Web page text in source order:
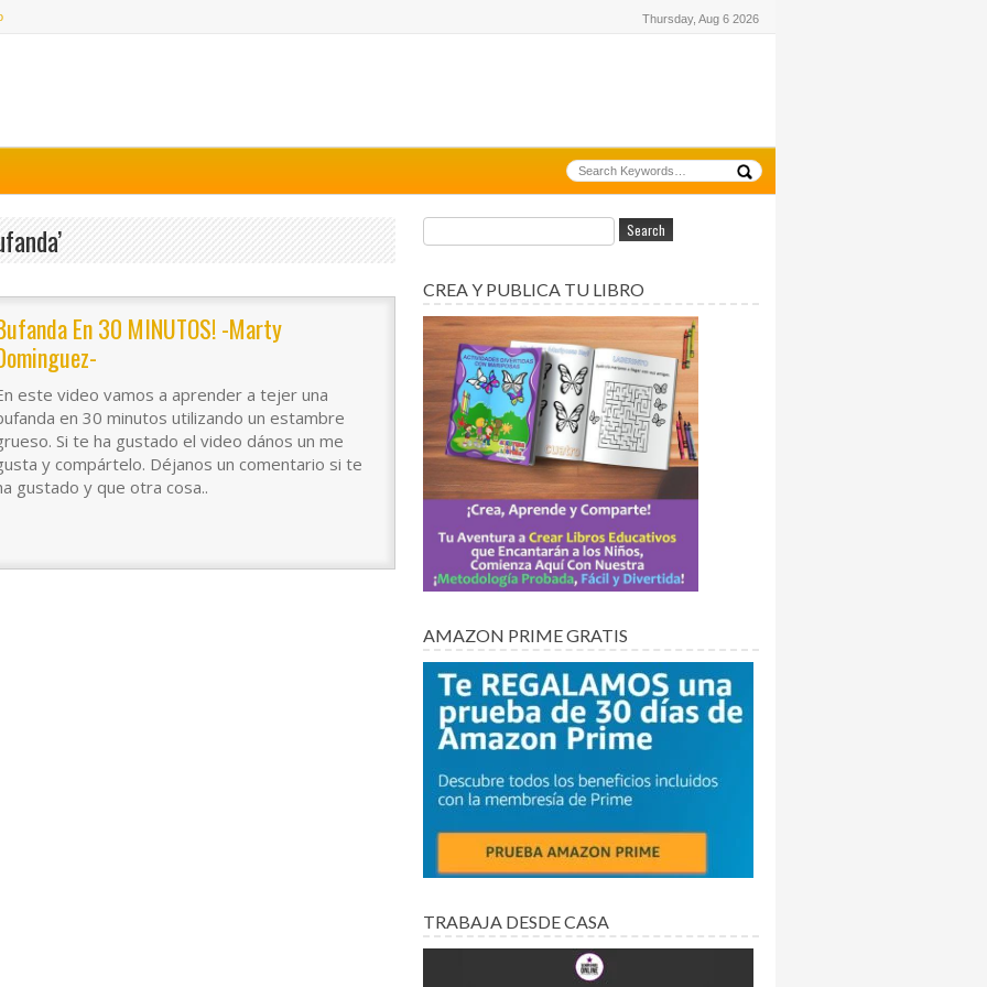
Thursday, Aug 6 2026
En 30 MINUTOS! -Marty
este video vamos a aprender a tejer una
en 30 minutos utilizando un estambre
Si te ha gustado el video dános un me
y compártelo. Déjanos un comentario si te
gustado y que otra cosa..
CREA Y PUBLICA TU LIBRO
AMAZON PRIME GRATIS
TRABAJA DESDE CASA